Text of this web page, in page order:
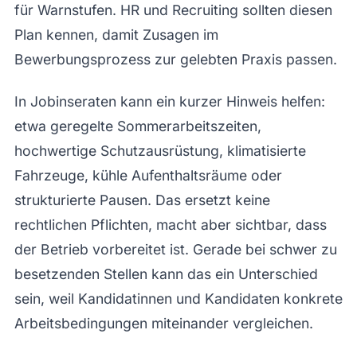
für Warnstufen. HR und Recruiting sollten diesen
Plan kennen, damit Zusagen im
Bewerbungsprozess zur gelebten Praxis passen.
In Jobinseraten kann ein kurzer Hinweis helfen:
etwa geregelte Sommerarbeitszeiten,
hochwertige Schutzausrüstung, klimatisierte
Fahrzeuge, kühle Aufenthaltsräume oder
strukturierte Pausen. Das ersetzt keine
rechtlichen Pflichten, macht aber sichtbar, dass
der Betrieb vorbereitet ist. Gerade bei schwer zu
besetzenden Stellen kann das ein Unterschied
sein, weil Kandidatinnen und Kandidaten konkrete
Arbeitsbedingungen miteinander vergleichen.